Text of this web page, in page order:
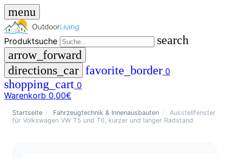
menu
Produktsuche
search
arrow_forward
directions_car favorite_border 0
shopping_cart 0
Warenkorb 0,00€
close
Startseite / Fahrzeugtechnik & Innenausbauten /
Ausstellfenster
für Volkswagen VW T5 und T6, kurzer und langer Radstand